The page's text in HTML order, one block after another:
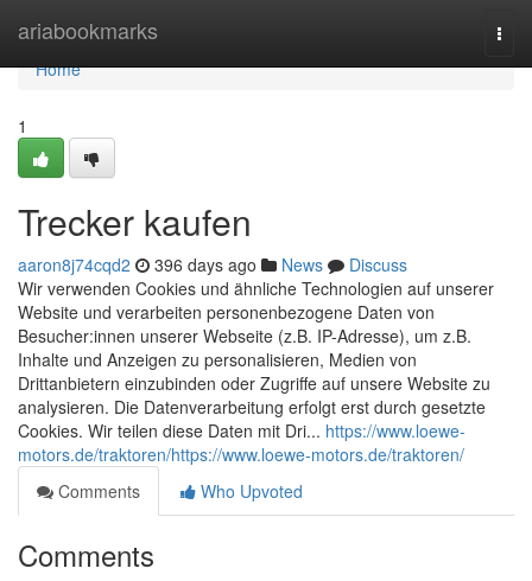
ariabookmarks
Home
Home
1
Trecker kaufen
aaron8j74cqd2 396 days ago News
Discuss
Wir verwenden Cookies und ähnliche Technologien auf unserer
Website und verarbeiten personenbezogene Daten von
Besucher:innen unserer Webseite (z.B. IP-Adresse), um z.B.
Inhalte und Anzeigen zu personalisieren, Medien von
Drittanbietern einzubinden oder Zugriffe auf unsere Website zu
analysieren. Die Datenverarbeitung erfolgt erst durch gesetzte
Cookies. Wir teilen diese Daten mit Dri... https://www.loewe-
motors.de/traktoren/https://www.loewe-motors.de/traktoren/
Comments
Who Upvoted
Comments